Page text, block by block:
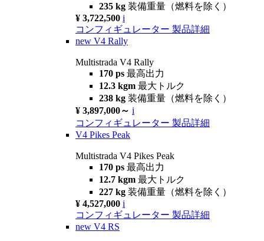
235 kg 装備重量（燃料を除く）
¥ 3,722,500 i
コンフィギュレーター 製品詳細
new V4 Rally
Multistrada V4 Rally
170 ps 最高出力
12.3 kgm 最大トルク
238 kg 装備重量（燃料を除く）
¥ 3,897,000～ i
コンフィギュレーター 製品詳細
V4 Pikes Peak
Multistrada V4 Pikes Peak
170 ps 最高出力
12.7 kgm 最大トルク
227 kg 装備重量（燃料を除く）
¥ 4,527,000 i
コンフィギュレーター 製品詳細
new V4 RS